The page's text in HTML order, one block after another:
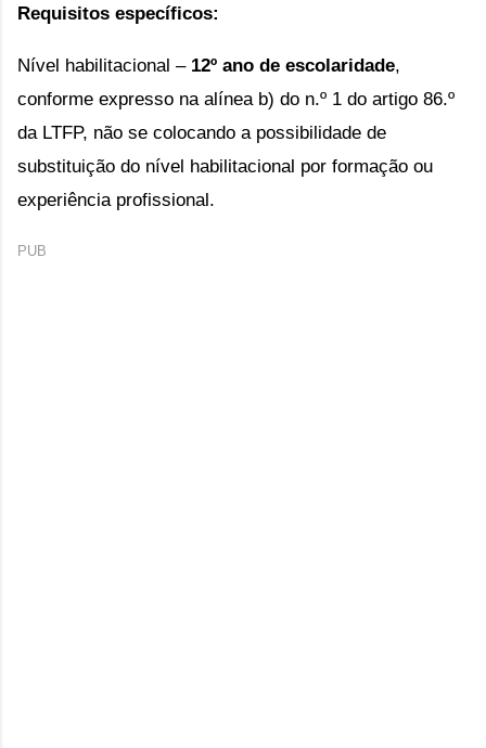
Requisitos específicos:
Nível habilitacional – 12º ano de escolaridade,
conforme expresso na alínea b) do n.º 1 do artigo 86.º
da LTFP, não se colocando a possibilidade de
substituição do nível habilitacional por formação ou
experiência profissional.
PUB